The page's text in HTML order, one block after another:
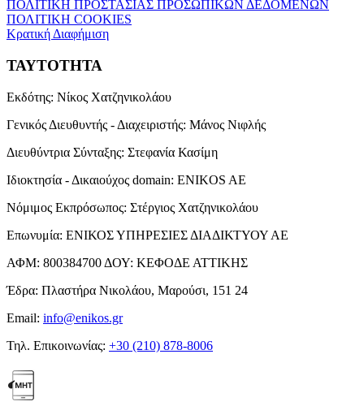
ΠΟΛΙΤΙΚΗ ΠΡΟΣΤΑΣΙΑΣ ΠΡΟΣΩΠΙΚΩΝ ΔΕΔΟΜΕΝΩΝ
ΠΟΛΙΤΙΚΗ COOKIES
Κρατική Διαφήμιση
ΤΑΥΤΟΤΗΤΑ
Εκδότης: Νίκος Χατζηνικολάου
Γενικός Διευθυντής - Διαχειριστής: Μάνος Νιφλής
Διευθύντρια Σύνταξης: Στεφανία Κασίμη
Ιδιοκτησία - Δικαιούχος domain: ENIKOS AE
Νόμιμος Εκπρόσωπος: Στέργιος Χατζηνικολάου
Επωνυμία: ΕΝΙΚΟΣ ΥΠΗΡΕΣΙΕΣ ΔΙΑΔΙΚΤΥΟΥ ΑΕ
ΑΦΜ: 800384700 ΔΟΥ: ΚΕΦΟΔΕ ΑΤΤΙΚΗΣ
Έδρα: Πλαστήρα Νικολάου, Μαρούσι, 151 24
Email: info@enikos.gr
Τηλ. Επικοινωνίας: +30 (210) 878-8006